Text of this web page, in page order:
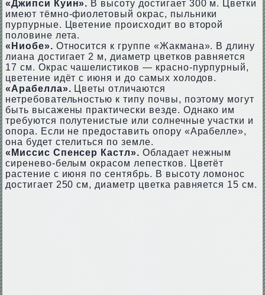
«Джипси Куин». В высоту достигает 300 м. Цветки
имеют тёмно-фиолетовый окрас, пыльники
пурпурные. Цветение происходит во второй
половине лета.
«Ниобе». Относится к группе «Жакмана». В длину
лиана достигает 2 м, диаметр цветков равняется
17 см. Окрас чашелистиков — красно-пурпурный,
цветение идёт с июня и до самых холодов.
«Арабелла». Цветы отличаются
нетребовательностью к типу почвы, поэтому могут
быть высажены практически везде. Однако им
требуются полутенистые или солнечные участки и
опора. Если не предоставить опору «Арабелле»,
она будет стелиться по земле.
«Миссис Спенсер Кастл». Обладает нежным
сиренево-белым окрасом лепестков. Цветёт
растение с июня по сентябрь. В высоту ломонос
достигает 250 см, диаметр цветка равняется 15 см.